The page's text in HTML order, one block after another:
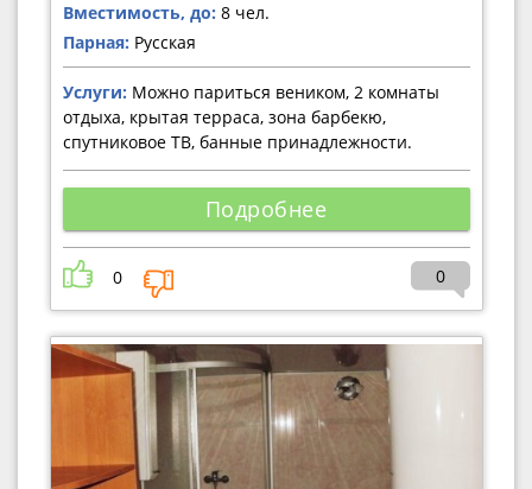
Вместимость, до: 8 чел.
Парная: Русская
Услуги: Можно париться веником, 2 комнаты
отдыха, крытая терраса, зона барбекю,
спутниковое ТВ, банные принадлежности.
Подробнее
0 0